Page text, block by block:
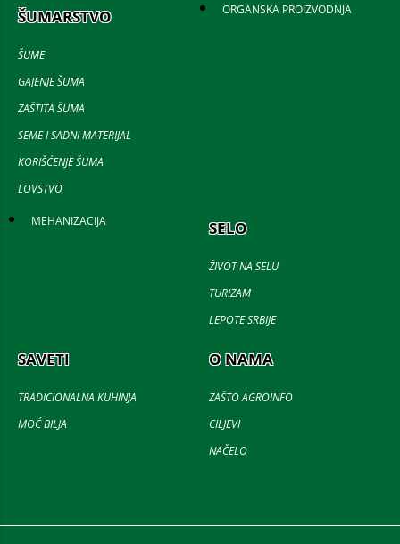
ŠUMARSTVO
ŠUME
GAJENJE ŠUMA
ZAŠTITA ŠUMA
SEME I SADNI MATERIJAL
KORIŠĆENJE ŠUMA
LOVSTVO
ORGANSKA PROIZVODNJA
MEHANIZACIJA SELO
ŽIVOT NA SELU
TURIZAM
LEPOTE SRBIJE
SAVETI
TRADICIONALNA KUHINJA
MOĆ BILJA
O NAMA
ZAŠTO AGROINFO
CILJEVI
NAČELO